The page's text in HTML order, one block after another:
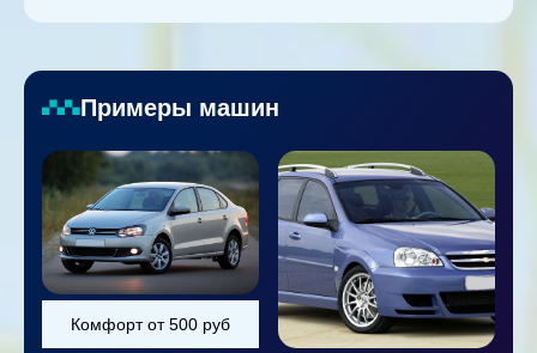
Примеры машин
Комфорт от 500 руб